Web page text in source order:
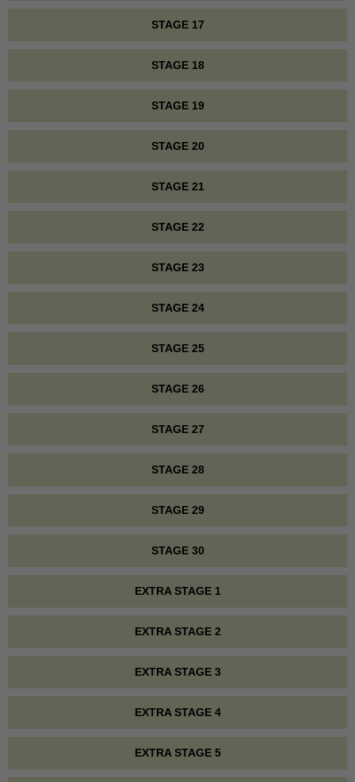
STAGE 17
STAGE 18
STAGE 19
STAGE 20
STAGE 21
STAGE 22
STAGE 23
STAGE 24
STAGE 25
STAGE 26
STAGE 27
STAGE 28
STAGE 29
STAGE 30
EXTRA STAGE 1
EXTRA STAGE 2
EXTRA STAGE 3
EXTRA STAGE 4
EXTRA STAGE 5